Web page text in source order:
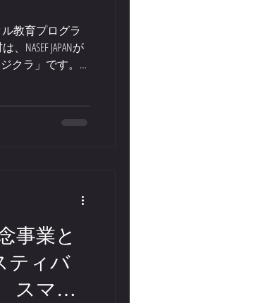
教育プログラ
JAPANが
クラ」です。
NASEF JAPAN
事業と
ティバ
スマブ